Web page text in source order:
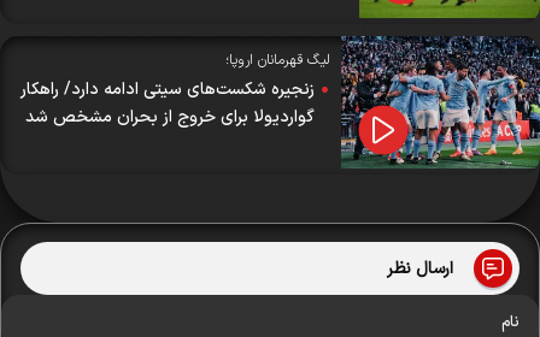
لیگ قهرمانان اروپا؛
زنجیره شکست‌های سیتی ادامه دارد/ راهکار
گواردیولا برای خروج از بحران مشخص شد
ارسال نظر